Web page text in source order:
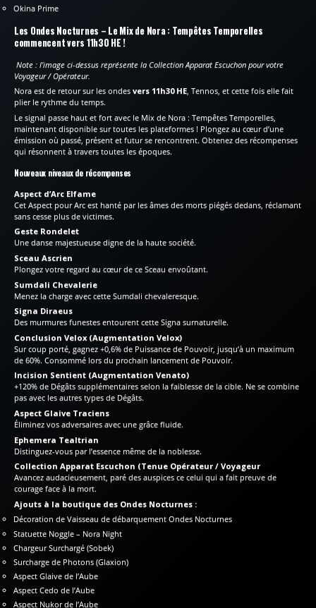
Okina Prime
Les Ondes Nocturnes – Le Mix de Nora : Tempêtes Temporelles
commencent vers 11h30 HE !
Note : l’image ci-dessus représente la Collection Apparat Escuchon pour votre
Voyageur / Opérateur.
Nora est de retour sur les ondes vers 11h30 HE, Tennos, et cette fois elle fait
plier le rythme du temps.
Le signal passe haut et fort avec le Mix de Nora : Tempêtes Temporelles,
maintenant disponible sur toutes les plateformes ! Plongez au cœur d’une
émission où passé, présent et futur se rencontrent. Obtenez des récompenses
qui résonnent à travers toutes les époques.
Nouveaux niveaux de récompenses
Aspect d’Arc Elfame
Cet Aspect pour Arc est hanté par les âmes des morts piégés dedans, réclamant
sans cesse plus de victimes.
Geste Rondelet
Une danse majestueuse digne de la haute société.
Sceau Ascrien
Plongez votre regard au cœur de ce Sceau envoûtant.
Sumdali Chevalerie
Menez la charge avec cette Sumdali chevaleresque.
Signa Diraeus
Des murmures funestes entourent cette Signa surnaturelle.
Conclusion Velox (Augmentation Velox)
Sur coup porté, gagnez +0,6% de Puissance de Pouvoir, jusqu’à un maximum
de 60%. Consommé lors du prochain lancement de Pouvoir.
Incision Sentient (Augmentation Venato)
+120% de Dégâts supplémentaires selon la faiblesse de la cible. Ne se combine
pas avec les autres types de Dégâts.
Aspect Glaive Traciens
Éliminez vos adversaires avec une grâce fluide.
Ephemera Tealtrian
Distinguez-vous par l’essence même de la noblesse.
Collection Apparat Escuchon (Tenue Opérateur / Voyageur
Avancez audacieusement, paré des auspices ce celui qui a fait preuve de
courage face à la mort.
Ajouts à la boutique des Ondes Nocturnes :
Décoration de Vaisseau de débarquement Ondes Nocturnes
Statuette Noggle – Nora Night
Chargeur Surchargé (Sobek)
Surcharge de Photons (Glaxion)
Aspect Glaive de l’Aube
Aspect Cedo de l’Aube
Aspect Nukor de l’Aube